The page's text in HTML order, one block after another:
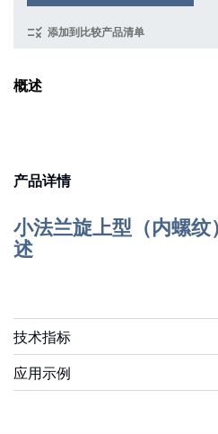
概述
添加到比较产品清单
产品详情
小法兰旋上型（内螺纹
述
技术指标
应用示例